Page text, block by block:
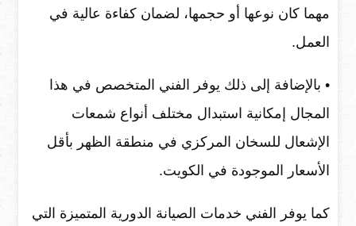
مهما كان نوعها أو حجمها، لضمان كفاءة عالية في
العمل.
• بالإضافة إلى ذلك يوفر الفني المتخصص في هذا
المجال إمكانية استبدال مختلف أنواع شمعات
الإشعال للسخان المركزي في منطقة الظهر بأقل
الأسعار الموجودة في الكويت.
كما يوفر الفني خدمات الصيانة الدورية المتميزة التي